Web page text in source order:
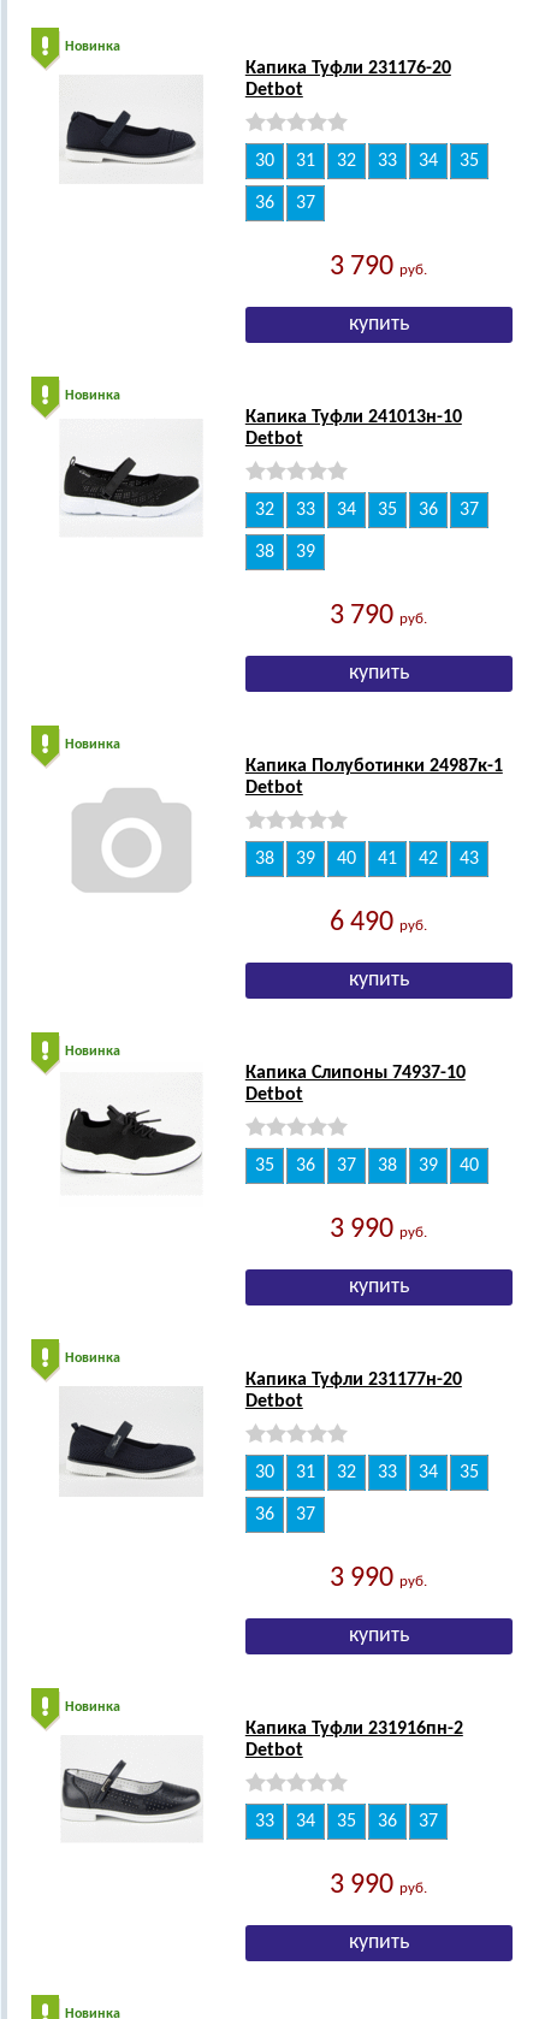
Новинка
Капика Туфли 231176-20
Detbot
30 31 32 33 34 35
36 37
3 790руб.
Новинка
Капика Туфли 241013н-10
Detbot
32 33 34 35 36 37
38 39
3 790руб.
Новинка
Капика Полуботинки 24987к-1
Detbot
38 39 40 41 42 43
6 490руб.
Новинка
Капика Слипоны 74937-10
Detbot
35 36 37 38 39 40
3 990руб.
Новинка
Капика Туфли 231177н-20
Detbot
30 31 32 33 34 35
36 37
3 990руб.
Новинка
Капика Туфли 231916пн-2
Detbot
33 34 35 36 37
3 990руб.
Новинка